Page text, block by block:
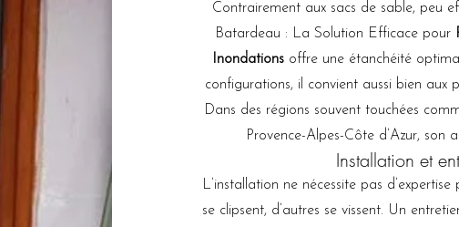
Contrairement aux sacs de sable, peu
Batardeau : La Solution Efficace pour
Inondations offre une étanchéité
configurations, il convient aussi bien aux
Dans des régions souvent touchées
Provence-Alpes-Côte d’Azur, son
Installation et
L’installation ne nécessite pas
se clipsent, d’autres se vissent. Un